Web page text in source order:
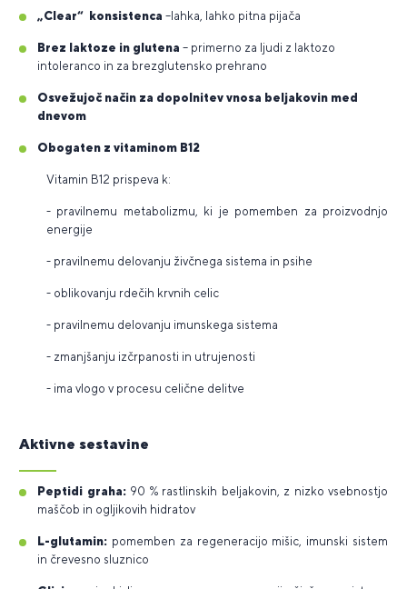
„Clear“ konsistenca –lahka, lahko pitna pijača
Brez laktoze in glutena – primerno za ljudi z laktozo
intoleranco in za brezglutensko prehrano
Osvežujoč način za dopolnitev vnosa beljakovin med
dnevom
Obogaten z vitaminom B12
Vitamin B12 prispeva k:
- pravilnemu metabolizmu, ki je pomemben za proizvodnjo
energije
- pravilnemu delovanju živčnega sistema in psihe
- oblikovanju rdečih krvnih celic
- pravilnemu delovanju imunskega sistema
- zmanjšanju izčrpanosti in utrujenosti
- ima vlogo v procesu celične delitve
Aktivne sestavine
Peptidi graha:90 % rastlinskih beljakovin, z nizko vsebnostjo
maščob in ogljikovih hidratov
L-glutamin: pomemben za regeneracijo mišic, imunski sistem
in črevesno sluznico